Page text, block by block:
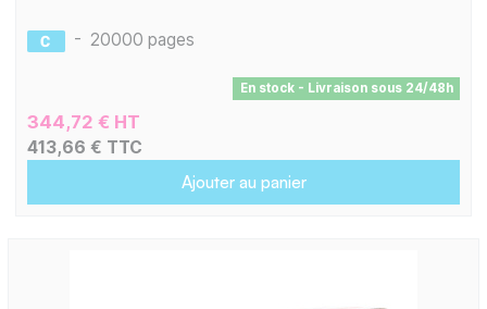
- 20000 pages
En stock - Livraison sous 24/48h
344,72 € HT
413,66 € TTC
Ajouter au panier